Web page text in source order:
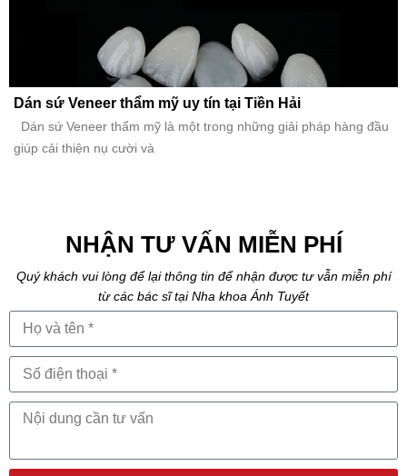
Dán sứ Veneer thẩm mỹ uy tín tại Tiền Hải
Dán sứ Veneer thẩm mỹ là một trong những giải pháp hàng đầu
giúp cải thiện nụ cười và
NHẬN TƯ VẤN MIỄN PHÍ
Quý khách vui lòng để lại thông tin để nhận được tư vẫn miễn phí
từ các bác sĩ tại Nha khoa Ánh Tuyết